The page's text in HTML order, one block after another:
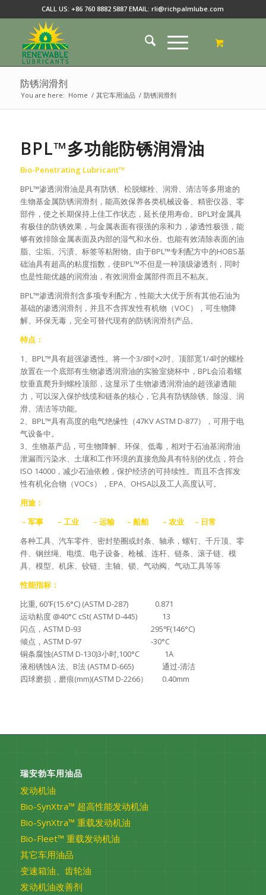
CALL US: +86 760 8882 5887 EMAIL: rli@richpalmlube.com
防锈润滑剂
You are here: Home / 其它车用油品 / 防锈润滑剂
BPL™多功能防锈润滑油
Bio-Penetrating Lubricant™
BPL™渗透润滑油是具有防锈、松脱螺栓、润滑、清洁等多用途的
生物基金属防锈润滑剂，能高效保养各类机械设备、精密仪器、零
部件，使之长期保持上佳工作状态，延长使用寿命。BPL对金属具
有极佳的防锈效果，与金属表面有很强的亲和力，渗透性极强，能
够有效排除金属表面及内部的湿气和水份。也能有效清除表面的油
脂、尘垢、污渍、标签等粘附物。由于BPL™专利配方中的HOBS基
础油具有超高的粘度指数，使BPL™不但是一种顶级渗透剂，同时
也是性能优越的润滑油，有效润滑金属部件而且不粘灰。
BPL™渗透润滑剂含多项专利配方，性能大大优于所有其他石油为
基础的渗透润滑剂，并且不含挥发性有机物（VOC），可生物降
解、环保无毒，完全可替代现有的防锈润滑剂产品。
特点：
1、BPL™具有超强渗透性。将一个3/8吋×2吋、顶部宽1/4吋的螺栓
放置在一个底部有生物渗透润滑油的实验室烧杯中，BPL会沿着螺
纹垂直爬升到螺栓顶部，这显示了生物渗透润滑油的超强渗透能
力，可以深入保护线缆和链条的核心，它具有防锈除锈、除湿、润
滑、清洁等功能。
2、BPL™具有高度的电气绝缘性（47KV ASTM D-877），可用于电
气设备中。
3、生物基产品，可生物降解、环保、低毒，相对于石油基润滑油
泄漏而污染水、土壤和工作环境的直接危险具有特别的优点，符合
ISO 14000，减少石油依赖，保护经济的可持续性。而且不含挥发
性有机化合物（VOCs），EPA、OHSA以及工人高度认可。
用途：
– 军事 – 工业 – 运输 – 船舶 – 农业 – 日常
各种工具、汽车零件、密封垫圈或封条、轴承，螺钉、千斤顶、零
件、钢丝绳、电缆、电子设备、枪械、连杆、链条、滚子链、模
具、模型、机床、铰链、主轴、锁、气动阀、气动工具等等
性能指标：
比重, 60℉(15.6°C) (ASTM D-287) 0.871
运动粘度 @40°C cSt( ASTM D-445) 13
闪点，ASTM D-93 295℉(146°C)
倾点，ASTM D-97 -30°C
铜条腐蚀(ASTM D-130)3小时,100°C 1A
液相锈蚀A 法、B法 (ASTM D-665) 通过-清洁
四球磨损，磨痕(mm)(ASTM D-2266） 0.40mm
瑞安勃车用油品
发动机油
Bio-SynXtra™ 超高性能发动机油
Bio-SynXtra™ 重载发动机油
Bio-Fleet™ 重载发动机油
其它车用油品
变速箱油、齿轮油
发动机油改善剂